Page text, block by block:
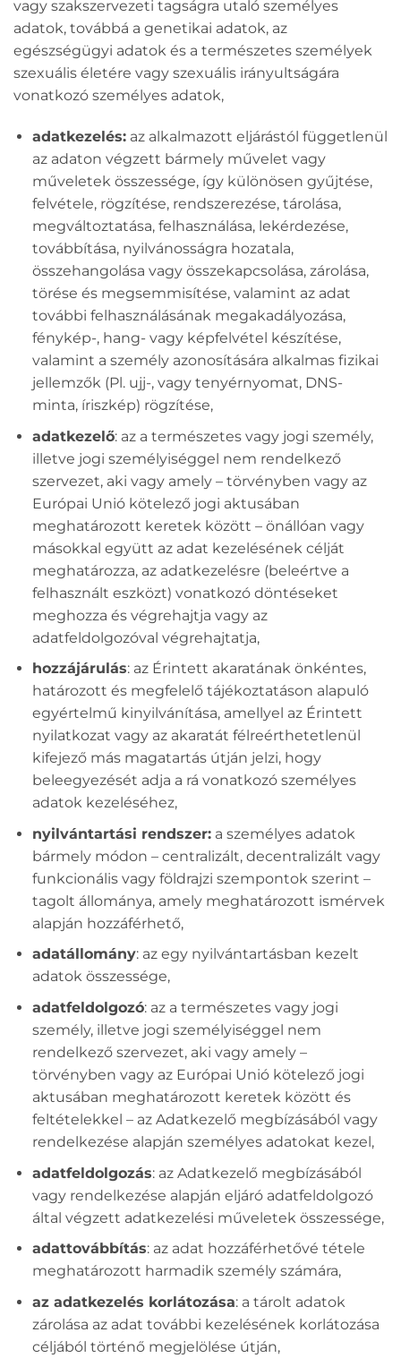
vagy szakszervezeti tagságra utaló személyes
adatok, továbbá a genetikai adatok, az
egészségügyi adatok és a természetes személyek
szexuális életére vagy szexuális irányultságára
vonatkozó személyes adatok,
adatkezelés:az alkalmazott eljárástól függetlenül
az adaton végzett bármely művelet vagy
műveletek összessége, így különösen gyűjtése,
felvétele, rögzítése, rendszerezése, tárolása,
megváltoztatása, felhasználása, lekérdezése,
továbbítása, nyilvánosságra hozatala,
összehangolása vagy összekapcsolása, zárolása,
törése és megsemmisítése, valamint az adat
további felhasználásának megakadályozása,
fénykép-, hang- vagy képfelvétel készítése,
valamint a személy azonosítására alkalmas fizikai
jellemzők (Pl. ujj-, vagy tenyérnyomat, DNS-
minta, íriszkép) rögzítése,
adatkezelő: az a természetes vagy jogi személy,
illetve jogi személyiséggel nem rendelkező
szervezet, aki vagy amely – törvényben vagy az
Európai Unió kötelező jogi aktusában
meghatározott keretek között – önállóan vagy
másokkal együtt az adat kezelésének célját
meghatározza, az adatkezelésre (beleértve a
felhasznált eszközt) vonatkozó döntéseket
meghozza és végrehajtja vagy az
adatfeldolgozóval végrehajtatja,
hozzájárulás: az Érintett akaratának önkéntes,
határozott és megfelelő tájékoztatáson alapuló
egyértelmű kinyilvánítása, amellyel az Érintett
nyilatkozat vagy az akaratát félreérthetetlenül
kifejező más magatartás útján jelzi, hogy
beleegyezését adja a rá vonatkozó személyes
adatok kezeléséhez,
nyilvántartási rendszer:a személyes adatok
bármely módon – centralizált, decentralizált vagy
funkcionális vagy földrajzi szempontok szerint –
tagolt állománya, amely meghatározott ismérvek
alapján hozzáférhető,
adatállomány: az egy nyilvántartásban kezelt
adatok összessége,
adatfeldolgozó: az a természetes vagy jogi
személy, illetve jogi személyiséggel nem
rendelkező szervezet, aki vagy amely –
törvényben vagy az Európai Unió kötelező jogi
aktusában meghatározott keretek között és
feltételekkel – az Adatkezelő megbízásából vagy
rendelkezése alapján személyes adatokat kezel,
adatfeldolgozás: az Adatkezelő megbízásából
vagy rendelkezése alapján eljáró adatfeldolgozó
által végzett adatkezelési műveletek összessége,
adattovábbítás: az adat hozzáférhetővé tétele
meghatározott harmadik személy számára,
az adatkezelés korlátozása: a tárolt adatok
zárolása az adat további kezelésének korlátozása
céljából történő megjelölése útján,